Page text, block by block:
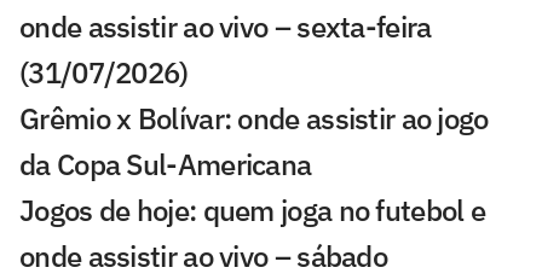
onde assistir ao vivo – sexta-feira
(31/07/2026)
Grêmio x Bolívar: onde assistir ao jogo
da Copa Sul-Americana
Jogos de hoje: quem joga no futebol e
onde assistir ao vivo – sábado